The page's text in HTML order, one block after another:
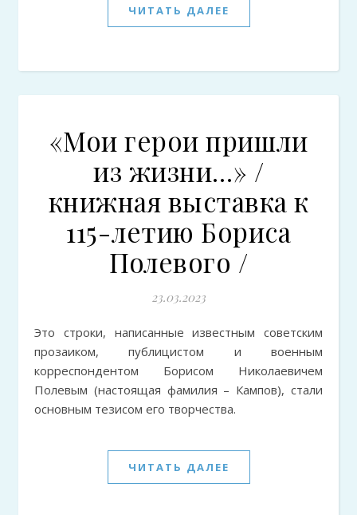
ЧИТАТЬ ДАЛЕЕ
«Мои герои пришли
из жизни…» /
книжная выставка к
115-летию Бориса
Полевого /
23.03.2023
Это строки, написанные известным советским
прозаиком, публицистом и военным
корреспондентом Борисом Николаевичем
Полевым (настоящая фамилия – Кампов), стали
основным тезисом его творчества.
ЧИТАТЬ ДАЛЕЕ